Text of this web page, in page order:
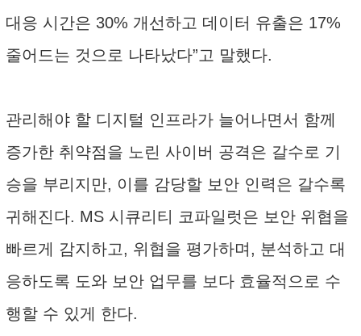
대응 시간은 30% 개선하고 데이터 유출은 17%
줄어드는 것으로 나타났다”고 말했다.
관리해야 할 디지털 인프라가 늘어나면서 함께
증가한 취약점을 노린 사이버 공격은 갈수로 기
승을 부리지만, 이를 감당할 보안 인력은 갈수록
귀해진다. MS 시큐리티 코파일럿은 보안 위협을
빠르게 감지하고, 위협을 평가하며, 분석하고 대
응하도록 도와 보안 업무를 보다 효율적으로 수
행할 수 있게 한다.